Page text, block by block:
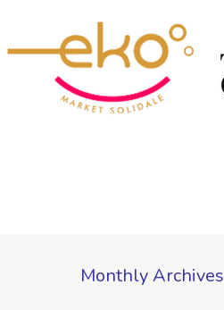
Monthly Archives